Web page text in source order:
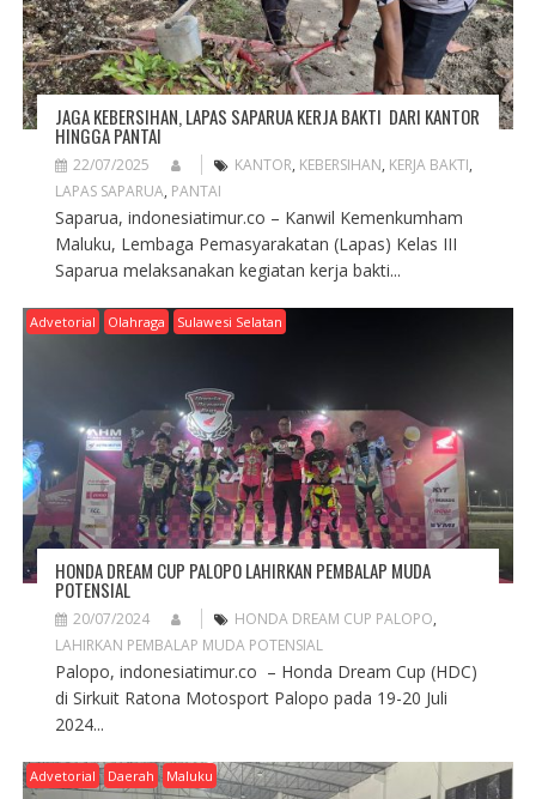
JAGA KEBERSIHAN, LAPAS SAPARUA KERJA BAKTI DARI KANTOR
HINGGA PANTAI
22/07/2025 KANTOR, KEBERSIHAN, KERJA BAKTI,
LAPAS SAPARUA, PANTAI
Saparua, indonesiatimur.co – Kanwil Kemenkumham
Maluku, Lembaga Pemasyarakatan (Lapas) Kelas III
Saparua melaksanakan kegiatan kerja bakti...
Advetorial Olahraga Sulawesi Selatan
HONDA DREAM CUP PALOPO LAHIRKAN PEMBALAP MUDA
POTENSIAL
20/07/2024 HONDA DREAM CUP PALOPO,
LAHIRKAN PEMBALAP MUDA POTENSIAL
Palopo, indonesiatimur.co – Honda Dream Cup (HDC)
di Sirkuit Ratona Motosport Palopo pada 19-20 Juli
2024...
Advetorial Daerah Maluku